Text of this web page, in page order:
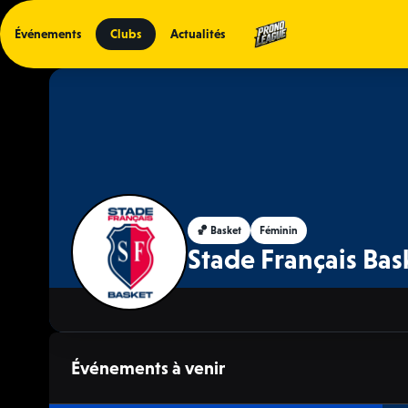
Événements Clubs Actualités
🏀 Basket Féminin
Stade Français
Événements à venir